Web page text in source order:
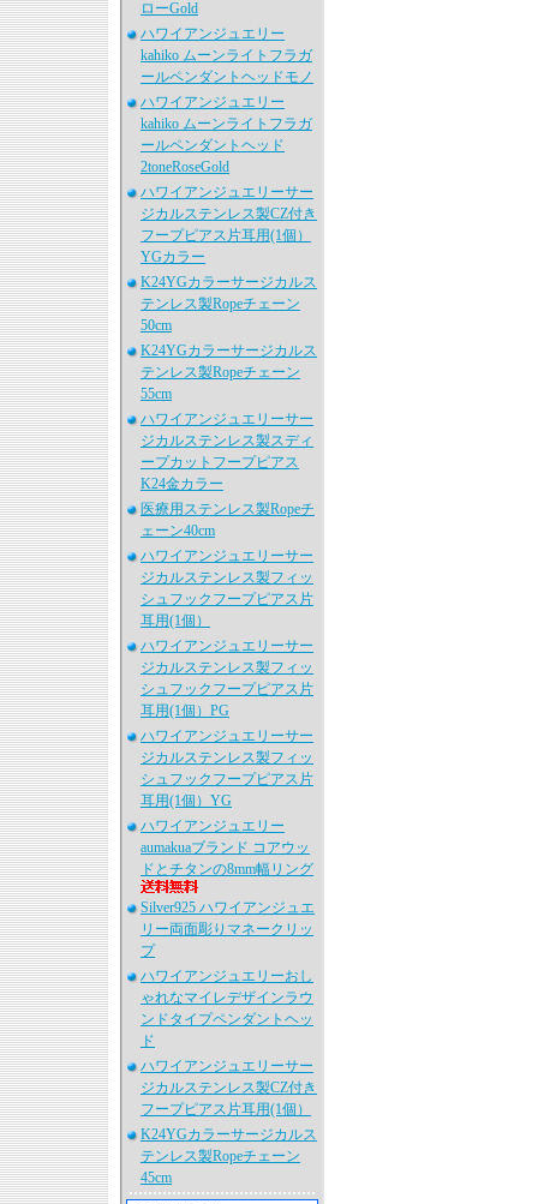
ローGold
ハワイアンジュエリー
kahiko ムーンライトフラガ
ールペンダントヘッドモノ
ハワイアンジュエリー
kahiko ムーンライトフラガ
ールペンダントヘッド
2toneRoseGold
ハワイアンジュエリーサー
ジカルステンレス製CZ付き
フープピアス片耳用(1個）
YGカラー
K24YGカラーサージカルス
テンレス製Ropeチェーン
50cm
K24YGカラーサージカルス
テンレス製Ropeチェーン
55cm
ハワイアンジュエリーサー
ジカルステンレス製スディ
ープカットフープピアス
K24金カラー
医療用ステンレス製Ropeチ
ェーン40cm
ハワイアンジュエリーサー
ジカルステンレス製フィッ
シュフックフープピアス片
耳用(1個）
ハワイアンジュエリーサー
ジカルステンレス製フィッ
シュフックフープピアス片
耳用(1個）PG
ハワイアンジュエリーサー
ジカルステンレス製フィッ
シュフックフープピアス片
耳用(1個）YG
ハワイアンジュエリー
aumakuaブランド コアウッ
ドとチタンの8mm幅リング
Silver925 ハワイアンジュエ
リー両面彫りマネークリッ
プ
ハワイアンジュエリーおし
ゃれなマイレデザインラウ
ンドタイプペンダントヘッ
ド
ハワイアンジュエリーサー
ジカルステンレス製CZ付き
フープピアス片耳用(1個）
K24YGカラーサージカルス
テンレス製Ropeチェーン
45cm